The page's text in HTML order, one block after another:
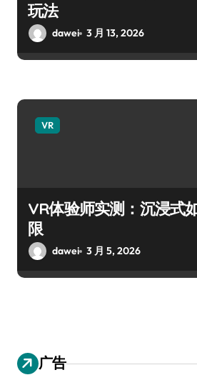
玩法
dawei 3 月 13, 2026
VR
VR体验师实测：沉浸式
限
dawei 3 月 5, 2026
广告